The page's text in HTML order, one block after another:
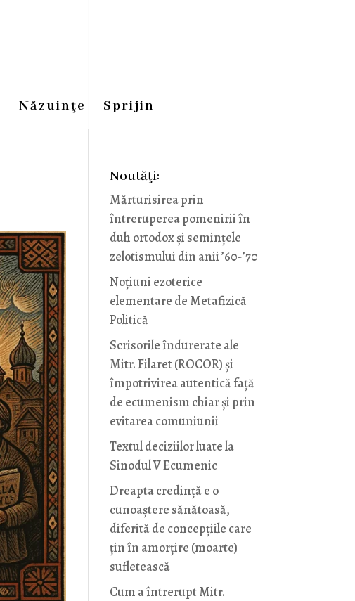
Năzuinţe Sprijin
Noutăţi:
Mărturisirea prin
întreruperea pomenirii în
duh ortodox și semințele
zelotismului din anii ’60-’70
Noţiuni ezoterice
elementare de Metafizică
Politică
Scrisorile îndurerate ale
Mitr. Filaret (ROCOR) și
împotrivirea autentică față
de ecumenism chiar și prin
evitarea comuniunii
Textul deciziilor luate la
Sinodul V Ecumenic
Dreapta credință e o
cunoaștere sănătoasă,
diferită de concepțiile care
țin în amorțire (moarte)
sufletească
Cum a întrerupt Mitr.